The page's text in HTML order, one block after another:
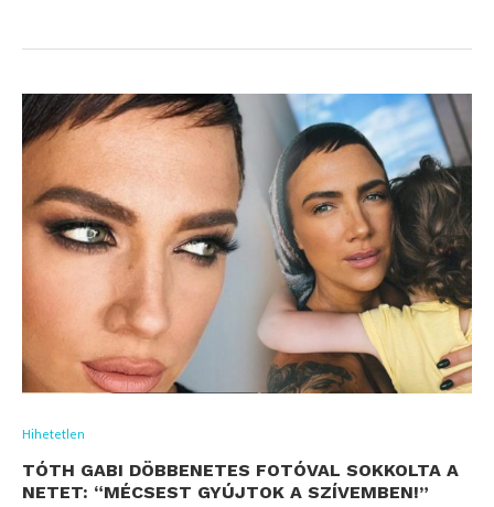
Hihetetlen
TÓTH GABI DÖBBENETES FOTÓVAL SOKKOLTA A
NETET: “MÉCSEST GYÚJTOK A SZÍVEMBEN!”